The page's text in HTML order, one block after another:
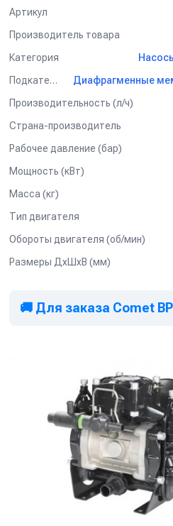
Артикул
Производитель товара
Категория
Подкатегория
Производительность (л/ч)
Страна-производитель
Рабочее давление (бар)
Мощность (кВт)
Масса (кг)
Тип двигателя
Обороты двигателя (об/мин)
Размеры ДхШхВ (мм)
🚚 Для заказа Comet